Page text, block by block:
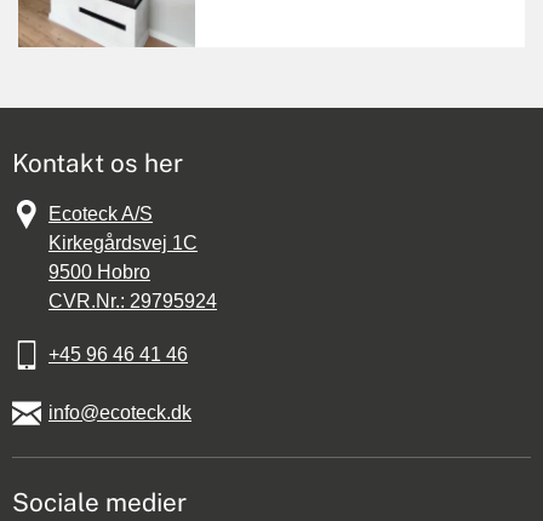
Kontakt os her
Ecoteck A/S
Kirkegårdsvej 1C
9500 Hobro
CVR.Nr.: 29795924
+45 96 46 41 46
info@ecoteck.dk
Sociale medier